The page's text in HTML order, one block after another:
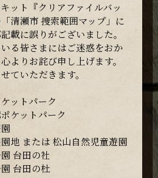
ット『クリアファイルバッ
清瀬市 捜索範囲マップ」に
載に誤りがございました。
る皆さまにはご迷惑をおか
よりお詫び申し上げます。
ていただきます。
ットパーク
ケットパーク
園地 または 松山自然児童遊園
台田の社
台田の杜